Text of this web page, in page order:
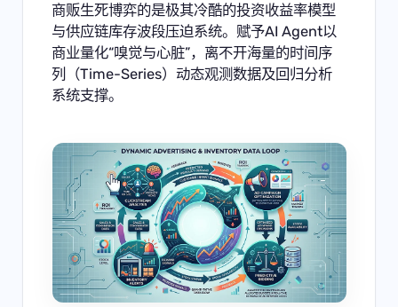
商贩生死博弈的是极其冷酷的投资收益率模型
与供应链库存波段压迫系统。赋予AI Agent以
商业量化“嗅觉与心脏”，离不开海量的时间序
列（Time-Series）动态观测数据及回归分析
系统支撑。